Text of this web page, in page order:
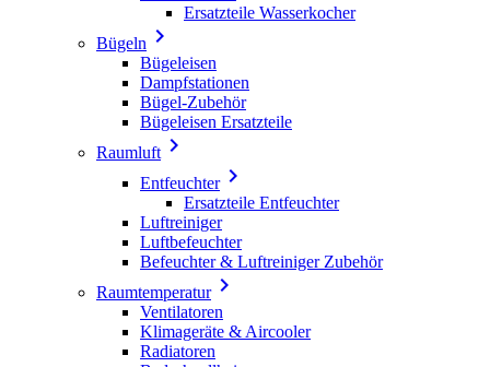
Ersatzteile Wasserkocher
Bügeln 
Bügeleisen
Dampfstationen
Bügel-Zubehör
Bügeleisen Ersatzteile
Raumluft 
Entfeuchter
Ersatzteile Entfeuchter
Luftreiniger
Luftbefeuchter
Befeuchter & Luftreiniger Zubehör
Raumtemperatur
Ventilatoren
Klimageräte & Aircooler
Radiatoren